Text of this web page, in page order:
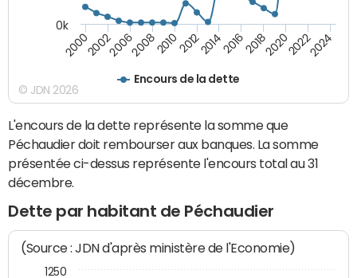
Encours de la dette
200020022006200820102012201420162018202020222024
0k
© JDN 2026
L'encours de la dette représente la somme que
Péchaudier doit rembourser aux banques. La somme
présentée ci-dessus représente l'encours total au 31
décembre.
Dette par habitant de Péchaudier
(Source : JDN d'après ministère de l'Economie)
1250